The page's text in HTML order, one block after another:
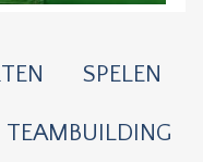
SPELEN
TEAMBUILDING